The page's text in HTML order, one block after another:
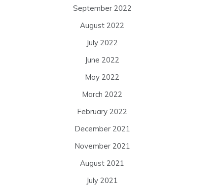
September 2022
August 2022
July 2022
June 2022
May 2022
March 2022
February 2022
December 2021
November 2021
August 2021
July 2021